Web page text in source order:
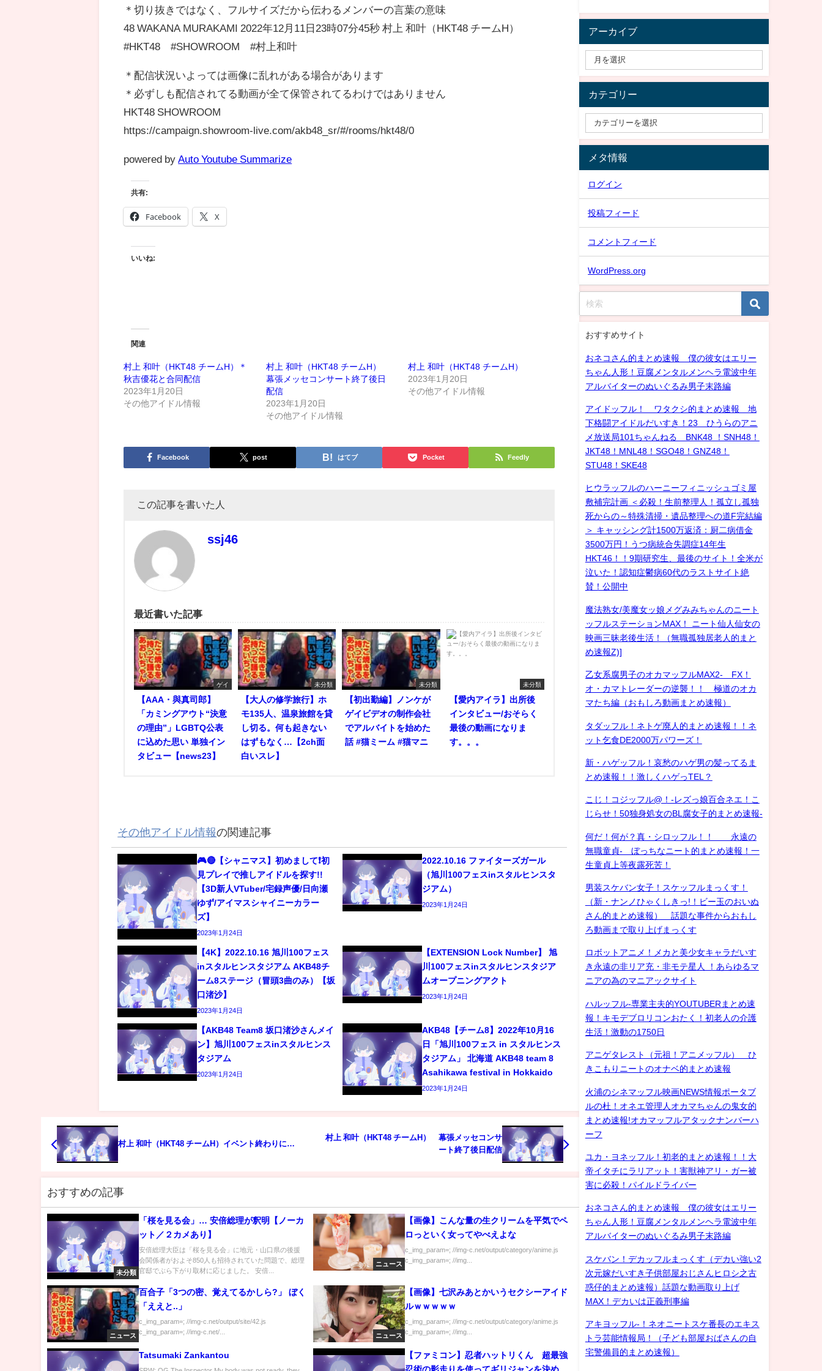
＊切り抜きではなく、フルサイズだから伝わるメンバーの言葉の意味
48 WAKANA MURAKAMI 2022年12月11日23時07分45秒 村上 和叶（HKT48 チームH）
#HKT48 #SHOWROOM #村上和叶
＊配信状況いよっては画像に乱れがある場合があります
＊必ずしも配信されてる動画が全て保管されてるわけではありません
HKT48 SHOWROOM
https://campaign.showroom-live.com/akb48_sr/#/rooms/hkt48/0
powered by Auto Youtube Summarize
共有:
Facebook X
いいね:
関連
村上 和叶（HKT48 チームH）＊
秋吉優花と合同配信
2023年1月20日
その他アイドル情報
村上 和叶（HKT48 チームH）
幕張メッセコンサート終了後日
配信
2023年1月20日
その他アイドル情報
村上 和叶（HKT48 チームH）
2023年1月20日
その他アイドル情報
Facebook post はてブ Pocket Feedly
この記事を書いた人
ssj46
最近書いた記事
ゲイ
【AAA・與真司郎】
「カミングアウト“決意
の理由”」LGBTQ公表
に込めた思い 単独イン
タビュー【news23】
未分類
【大人の修学旅行】ホ
モ135人、温泉旅館を貸
し切る。何も起きない
はずもなく…【2ch面
白いスレ】
未分類
【初出勤編】ノンケが
ゲイビデオの制作会社
でアルバイトを始めた
話 #猫ミーム #猫マニ
未分類
【愛内アイラ】出所後
インタビュー/おそらく
最後の動画になりま
す。。。
その他アイドル情報の関連記事
🎮🔴【シャニマス】初めまして❗️初
見プレイで推しアイドルを探す!!
【3D新人VTuber/宅録声優/日向瀬
ゆず/アイマスシャイニーカラー
ズ】
2023年1月24日
2022.10.16 ファイターズガール
（旭川100フェスinスタルヒンスタ
ジアム）
2023年1月24日
【4K】2022.10.16 旭川100フェス
inスタルヒンスタジアム AKB48チ
ーム8ステージ（冒頭3曲のみ）【坂
口渚沙】
2023年1月24日
【EXTENSION Lock Number】 旭
川100フェスinスタルヒンスタジア
ムオープニングアクト
2023年1月24日
【AKB48 Team8 坂口渚沙さんメイ
ン】旭川100フェスinスタルヒンス
タジアム
2023年1月24日
AKB48【チーム8】2022年10月16
日「旭川100フェス in スタルヒンス
タジアム」 北海道 AKB48 team 8
Asahikawa festival in Hokkaido
2023年1月24日
村上 和叶（HKT48 チームH）イベント終わりに…
村上 和叶（HKT48 チームH） 幕張メッセコンサ
ート終了後日配信
おすすめの記事
未分類
「桜を見る会」… 安倍総理が釈明【ノーカ
ット／２カメあり】
安倍総理大臣は「桜を見る会」に地元・山口県の後援
会関係者がおよそ850人も招待されていた問題で、総理
官邸でぶら下がり取材に応じました。 安倍...
ニュース
【画像】こんな量の生クリームを平気でペ
ロっといく女ってやべえよな
c_img_param=; //img-c.net/output/category/anime.js
c_img_param=; //img...
ニュース
百合子「3つの密、覚えてるかしら?」 ぼく
「ええと..」
c_img_param=; //img-c.net/output/site/42.js
c_img_param=; //img-c.net/...
ニュース
【画像】七沢みあとかいうセクシーアイド
ルｗｗｗｗｗ
c_img_param=; //img-c.net/output/category/anime.js
c_img_param=; //img...
Tatsumaki Zankantou
【ファミコン】忍者ハットリくん 超最強
忍術の影走りを使ってギリジャンを決めま
アーカイブ
カテゴリー
メタ情報
ログイン
投稿フィード
コメントフィード
WordPress.org
おすすめサイト
おネコさん的まとめ速報 僕の彼女はエリー
ちゃん人形！豆腐メンタルメンヘラ電波中年
アルバイターのぬいぐるみ男子末路編
アイドッフル！ ワタクシ的まとめ速報 地
下格闘アイドルだいすき！23 ひうらのアニ
メ放送局101ちゃんねる BNK48 ！SNH48！
JKT48！MNL48！SGO48！GNZ48！
STU48！SKE48
ヒウラッフルのハーニーフィニッシュゴミ屋
敷補完計画 ＜必殺！生前整理人！孤立し孤独
死からの～特殊清掃・遺品整理への道F完結編
＞ キャッシング計1500万返済：厨二病借金
3500万円！うつ病統合失調症14年生
HKT46！！9期研究生、最後のサイト！全米が
泣いた！認知症鬱病60代のラストサイト絶
賛！公開中
魔法熟女/美魔女ッ娘メグみみちゃんのニート
ッフルステーションMAX！ ニート仙人仙女の
映画三昧老後生活！（無職孤独居老人的まと
め速報Z)]
乙女系腐男子のオカマッフルMAX2- FX！
オ・カマトレーダーの逆襲！！ 極道のオカ
マたち編（おもしろ動画まとめ速報）
タダッフル！ネトゲ廃人的まとめ速報！！ネ
ット乞食DE2000万パワーズ！
新・ハゲッフル！哀愁のハゲ男の髪ってるま
とめ速報！！激しくハゲっTEL？
こじ！コジッフル@！-レズっ娘百合ネエ！こ
じらせ！50独身処女のBL腐女子的まとめ速報-
何だ！何が？真・シロッフル！！ 永遠の
無職童貞- ぼっちなニート的まとめ速報！一
生童貞上等夜露死苦！
男装スケバン女子！スケッフルまっくす！
（新・ナンノひゃくしきっ!！ビー玉のおいぬ
さん的まとめ速報） 話題な事件からおもし
ろ動画まで取り上げまっくす
ロボットアニメ！メカと美少女キャラだいす
き永遠の非リア充・非モテ星人 ！あらゆるマ
ニアの為のマニアックサイト
ハルッフル-専業主夫的YOUTUBERまとめ速
報！キモデブロリコンおたく！初老人の介護
生活！激動の1750日
アニゲタレスト（元祖！アニメッフル） ひ
きこもりニートのオナベ的まとめ速報
火浦のシネマッフル映画NEWS情報ポータブ
ルの杜！オネエ管理人オカマちゃんの鬼女的
まとめ速報!オカマッフルアタックナンバーハ
ーフ
ユカ・ヨネッフル！初老的まとめ速報！！大
帝イタチにラリアット！害獣神アリ・ガー被
害に必殺！パイルドライバー
おネコさん的まとめ速報 僕の彼女はエリー
ちゃん人形！豆腐メンタルメンヘラ電波中年
アルバイターのぬいぐるみ男子末路編
スケバン！デカッフルまっくす（デカい強い2
次元嫁だいすき子供部屋おじさんヒロシ之古
惑仔的まとめ速報）話題な動画取り上げ
MAX！デカいは正義刑事編
アキヨッフル-！ネオニートスケ番長のエキス
トラ芸能情報局！（子ども部屋おばさんの自
宅警備員的まとめ速報）